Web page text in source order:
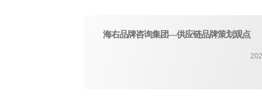
海右品牌咨询集团—供应链品牌策划观点